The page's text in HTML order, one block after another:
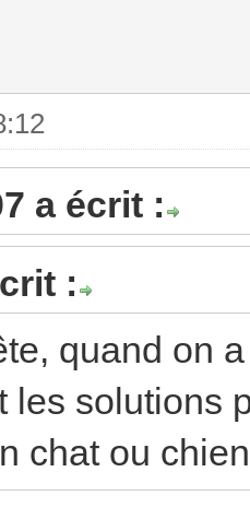
a écrit :
:
quand on
les solutions
chat ou